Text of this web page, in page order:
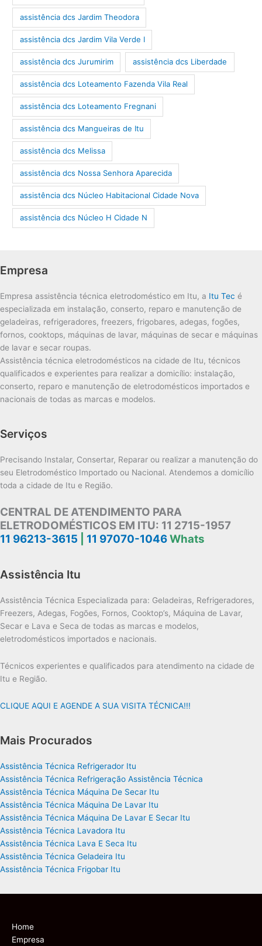
assistência dcs Jardim Theodora
assistência dcs Jardim Vila Verde I
assistência dcs Jurumirim assistência dcs Liberdade
assistência dcs Loteamento Fazenda Vila Real
assistência dcs Loteamento Fregnani
assistência dcs Mangueiras de Itu
assistência dcs Melissa
assistência dcs Nossa Senhora Aparecida
assistência dcs Núcleo Habitacional Cidade Nova
assistência dcs Núcleo H Cidade N
Empresa
Empresa assistência técnica eletrodoméstico em Itu, a Itu Tec é
especializada em instalação, conserto, reparo e manutenção de
geladeiras, refrigeradores, freezers, frigobares, adegas, fogões,
fornos, cooktops, máquinas de lavar, máquinas de secar e máquinas
de lavar e secar roupas.
Assistência técnica eletrodomésticos na cidade de Itu, técnicos
qualificados e experientes para realizar a domicílio: instalação,
conserto, reparo e manutenção de eletrodomésticos importados e
nacionais de todas as marcas e modelos.
Serviços
Precisando Instalar, Consertar, Reparar ou realizar a manutenção do
seu Eletrodoméstico Importado ou Nacional. Atendemos a domicílio
toda a cidade de Itu e Região.
CENTRAL DE ATENDIMENTO PARA
ELETRODOMÉSTICOS EM ITU: 11 2715-1957
11 96213-3615
11 97070-1046Whats
Assistência Itu
Assistência Técnica Especializada para: Geladeiras, Refrigeradores,
Freezers, Adegas, Fogões, Fornos, Cooktop’s, Máquina de Lavar,
Secar e Lava e Seca de todas as marcas e modelos,
eletrodomésticos importados e nacionais.
Técnicos experientes e qualificados para atendimento na cidade de
Itu e Região.
CLIQUE AQUI E AGENDE A SUA VISITA TÉCNICA!!!
Mais Procurados
Assistência Técnica Refrigerador Itu
Assistência Técnica Refrigeração Assistência Técnica
Assistência Técnica Máquina De Secar Itu
Assistência Técnica Máquina De Lavar Itu
Assistência Técnica Máquina De Lavar E Secar Itu
Assistência Técnica Lavadora Itu
Assistência Técnica Lava E Seca Itu
Assistência Técnica Geladeira Itu
Assistência Técnica Frigobar Itu
Home
Empresa